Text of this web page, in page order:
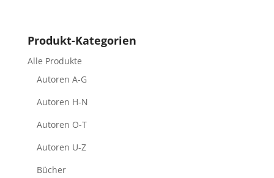
Produkt-Kategorien
Alle Produkte
Autoren A-G
Autoren H-N
Autoren O-T
Autoren U-Z
Bücher